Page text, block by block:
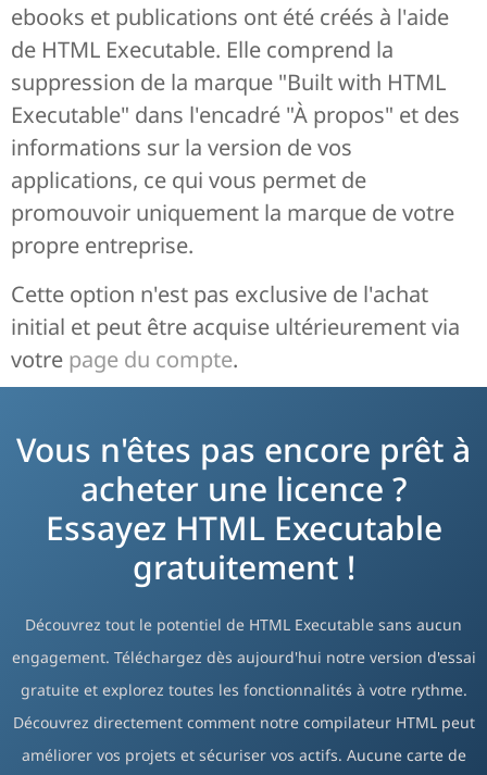
ebooks et publications ont été créés à l'aide
de HTML Executable. Elle comprend la
suppression de la marque "Built with HTML
Executable" dans l'encadré "À propos" et des
informations sur la version de vos
applications, ce qui vous permet de
promouvoir uniquement la marque de votre
propre entreprise.
Cette option n'est pas exclusive de l'achat
initial et peut être acquise ultérieurement via
votre page du compte.
Vous n'êtes pas encore prêt à
acheter une licence ?
Essayez HTML Executable
gratuitement !
Découvrez tout le potentiel de HTML Executable sans aucun
engagement. Téléchargez dès aujourd'hui notre version d'essai
gratuite et explorez toutes les fonctionnalités à votre rythme.
Découvrez directement comment notre compilateur HTML peut
améliorer vos projets et sécuriser vos actifs. Aucune carte de